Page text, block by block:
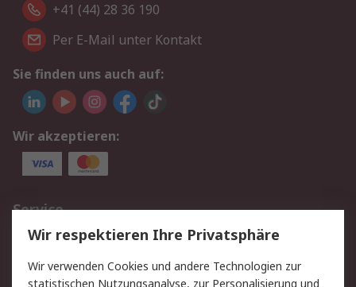
+41 (44) 28 36 190
Per E-Mail unter Kontakt
Sie finden uns auch auf:
Wir akzeptieren:
Service
Value Added Services
Lieferlösungen
Rücksendungen
Kontakt
Wir respektieren Ihre Privatsphäre
Wir verwenden Cookies und andere Technologien zur
statistischen Nutzungsanalyse, zur Personalisierung und